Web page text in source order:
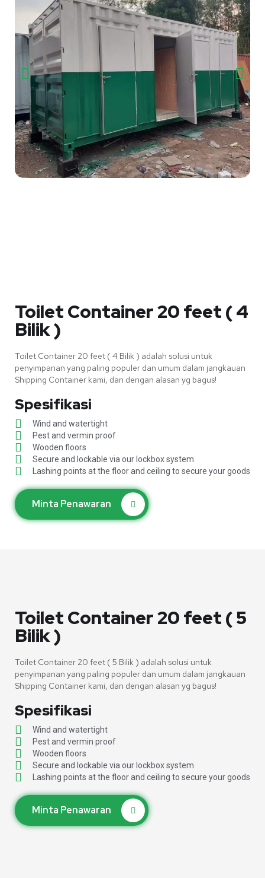
Toilet Container 20 feet ( 4
Bilik )
Toilet Container 20 feet ( 4 Bilik ) adalah solusi untuk
penyimpanan yang paling populer dan umum dalam jangkauan
Shipping Container kami, dan dengan alasan yg bagus!
Spesifikasi
Wind and watertight
Pest and vermin proof
Wooden floors
Secure and lockable via our lockbox system
Lashing points at the floor and ceiling to secure your goods
Minta Penawaran
Toilet Container 20 feet ( 5
Bilik )
Toilet Container 20 feet ( 5 Bilik ) adalah solusi untuk
penyimpanan yang paling populer dan umum dalam jangkauan
Shipping Container kami, dan dengan alasan yg bagus!
Spesifikasi
Wind and watertight
Pest and vermin proof
Wooden floors
Secure and lockable via our lockbox system
Lashing points at the floor and ceiling to secure your goods
Minta Penawaran